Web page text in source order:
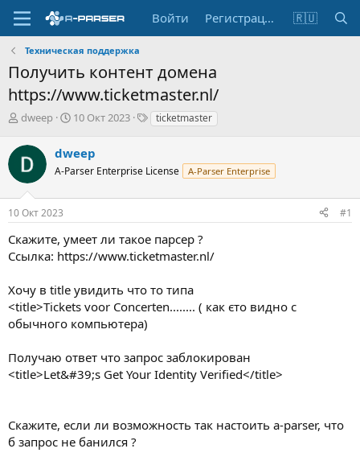
Войти Регистрация 🇷🇺
Техническая поддержка
Получить контент домена
https://www.ticketmaster.nl/
А
т
о
р
е
м
dweep
Д
а
н
ч
а
10 Окт 2023
Тticketmaster
dweep
A-Parser Enterprise License A-Parser Enterprise
10 Окт 2023 #1
Скажите, умеет ли такое парсер ?
Ссылка: https://www.ticketmaster.nl/
Хочу в title увидить что то типа
<title>Tickets voor Concerten........ ( как єто видно с
обычного компьютера)
Получаю ответ что запрос заблокирован
<title>Let&#39;s Get Your Identity Verified</title>
Скажите, если ли возможность так настоить a-parser, что
б запрос не банился ?